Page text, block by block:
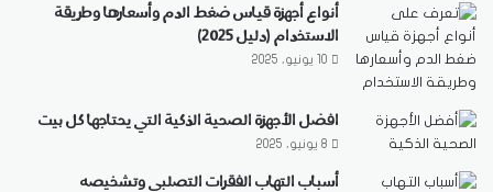
أنواع أجهزة قياس ضغط الدم وأسعارها وطريقة
الاستخدام (دليل 2025)
10 يونيو، 2025
افضل الأجهزة الصحية الذكية التي يحتاجها كل بيت
8 يونيو، 2025
أسباب التهاب الفقرات التصلبي وتشخيصه